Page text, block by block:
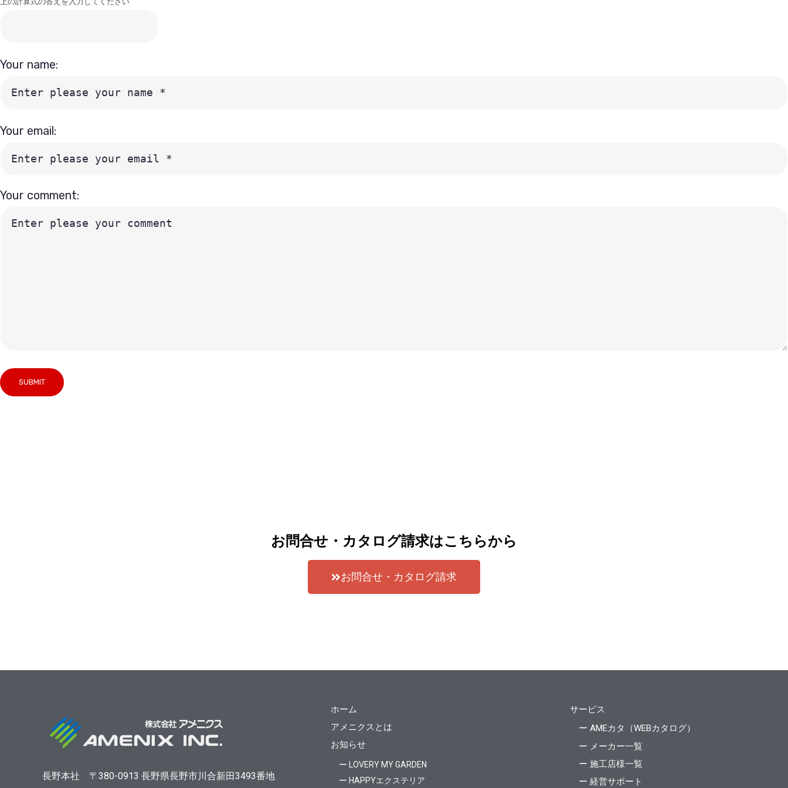
Your comment:
Your name:
Your email:
お問合せ・カタログ請求はこちらから
お問合せ・カタログ請求
長野本社 〒380-0913 長野県長野市川合新田3493番地
ホーム
アメニクスとは
お知らせ
ー LOVERY MY GARDEN
ー HAPPYエクステリア
サービス
ー AMEカタ（WEBカタログ）
ー メーカー一覧
ー 施工店様一覧
ー 経営サポート